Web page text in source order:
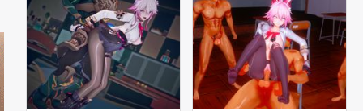
トッキング ピアス・装飾
品 アヘ顔 イラマチオ お
漏らし・潮吹き 拘束 口
内射精 羞恥 フェラ